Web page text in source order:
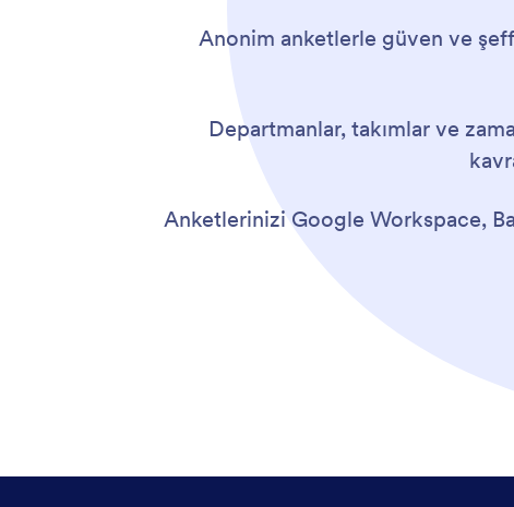
Anonim anketlerle güven ve
Departmanlar, takımlar ve
Anketlerinizi Google Workspace,